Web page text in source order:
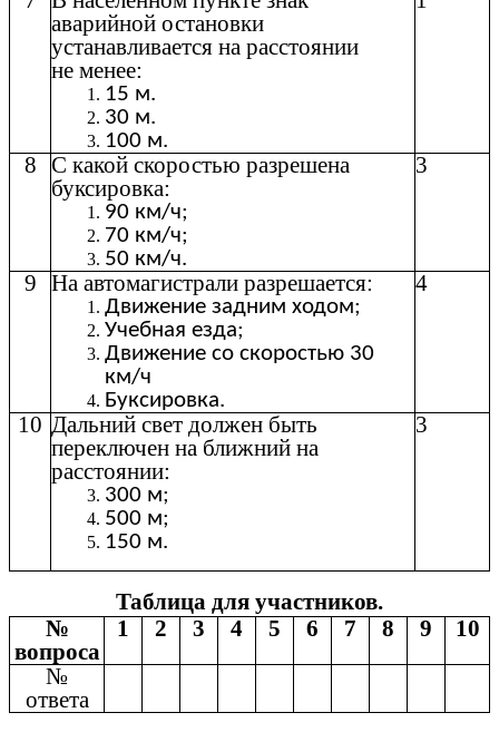
аварийной остановки
устанавливается на расстоянии
не менее:
15 м.
30 м.
100 м.
8 С какой скоростью разрешена
буксировка:
90 км/ч;
70 км/ч;
50 км/ч.
3
9 На автомагистрали разрешается:
Движение задним ходом;
Учебная езда;
Движение со скоростью 30
км/ч
Буксировка.
4
10 Дальний свет должен быть
переключен на ближний на
расстоянии:
300 м;
500 м;
150 м.
3
Таблица для участников.
№
вопроса
1 2 3 4 5 6 7 8 9
10
№
ответа